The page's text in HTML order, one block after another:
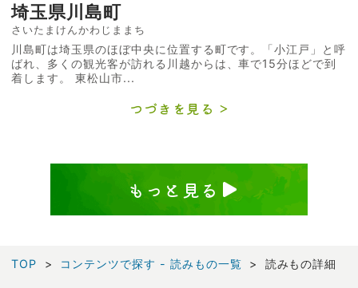
埼玉県川島町
さいたまけんかわじままち
川島町は埼玉県のほぼ中央に位置する町です。「小江戸」と呼
ばれ、多くの観光客が訪れる川越からは、車で15分ほどで到
着します。 東松山市...
つづきを見る
もっと見る
TOP コンテンツで探す - 読みもの一覧 読みもの詳細